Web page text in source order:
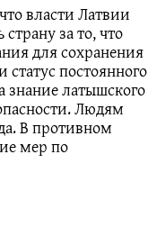
власти Латвии
за то, что
для сохранения
постоянного
знание латышского
Людям
В противном
мер по